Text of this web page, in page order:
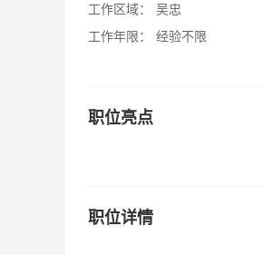
工作区域：
吴忠
工作年限：
经验不限
职位亮点
职位详情